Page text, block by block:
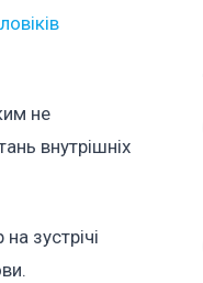
не
внутрішніх
зустрічі